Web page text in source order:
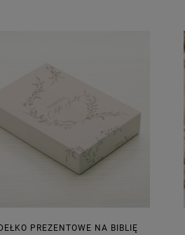
PREZENTOWE NA BIBLIĘ